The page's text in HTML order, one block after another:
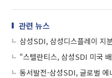
관련 뉴스
동서발전-삼성SDI, 글로벌